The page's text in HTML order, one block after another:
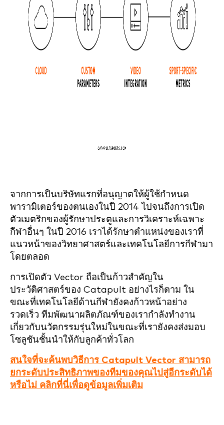
จากการเป็นบริษัทแรกที่อนุญาตให้ผู้ใช้กำหนด
พารามิเตอร์ของตนเองในปี 2014 ไปจนถึงการเปิด
ตัวเมตริกของผู้รักษาประตูและการวิเคราะห์เฉพาะ
กีฬาอื่นๆ ในปี 2016 เราได้รักษาตำแหน่งของเราที่
แนวหน้าของวิทยาศาสตร์และเทคโนโลยีการกีฬามา
โดยตลอด
การเปิดตัว Vector ถือเป็นก้าวสำคัญใน
ประวัติศาสตร์ของ Catapult อย่างไรก็ตาม ใน
ขณะที่เทคโนโลยีด้านกีฬายังคงก้าวหน้าอย่าง
รวดเร็ว ทีมพัฒนาผลิตภัณฑ์ของเรากำลังทำงาน
เกี่ยวกับนวัตกรรมรุ่นใหม่ในขณะที่เรายังคงส่งมอบ
โซลูชันชั้นนำให้กับลูกค้าทั่วโลก
สนใจที่จะค้นพบวิธีการ Catapult Vector สามารถ
ยกระดับประสิทธิภาพของทีมของคุณไปสู่อีกระดับได้
หรือไม่ คลิกที่นี่เพื่อดูข้อมูลเพิ่มเติม